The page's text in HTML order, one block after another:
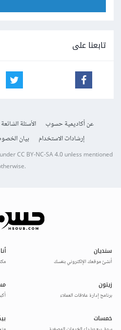
تابعنا على
عن أكاديمية حسوب الأسئلة الشائعة
إرشادات الاستخدام
بيان
underCC BY-NC-SA 4.0unless mentioned
otherwise.